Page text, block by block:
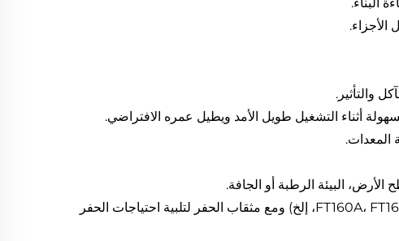
الأجزاء.
أثناء التشغيل طويل الأمد ويطيل عمره الافتراضي.
المعدات.
البيئة الرطبة أو الجافة.
يمكنه أن يتناسب مع أنواع مختلفة من الأرجل الهوائية (FT160A، FT160B، FT160C، إلخ) ومع مثقاب الحفر لتلبية احتياجات الحفر